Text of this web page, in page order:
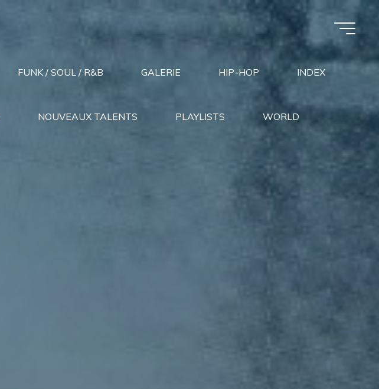
FUNK / SOUL / R&B GALERIE HIP-HOP INDEX
NOUVEAUX TALENTS PLAYLISTS WORLD